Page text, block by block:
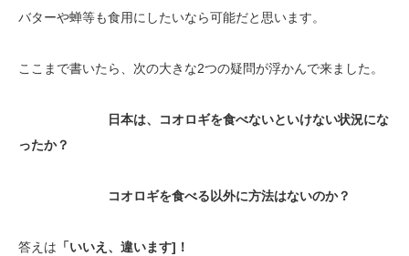
バターや蝉等も食用にしたいなら可能だと思います。
ここまで書いたら、次の大きな2つの疑問が浮かんで来ました。
日本は、コオロギを食べないといけない状況にな
ったか？
コオロギを食べる以外に方法はないのか？
答えは 「いいえ、違います]！